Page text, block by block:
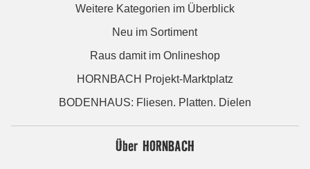
Weitere Kategorien im Überblick
Neu im Sortiment
Raus damit im Onlineshop
HORNBACH Projekt-Marktplatz
BODENHAUS: Fliesen. Platten. Dielen
Über HORNBACH